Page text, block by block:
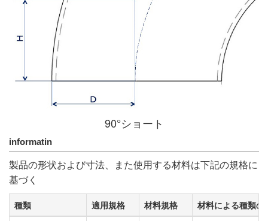
90°ショート
informatin
製品の形状および寸法、また使用する材料は下記の規格に
基づく
種類 適用規格 材料規格
材料による種類の